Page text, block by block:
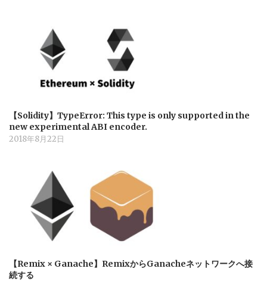
【Solidity】TypeError: This type is only supported in the
new experimental ABI encoder.
2018年8月22日
【Remix × Ganache】RemixからGanacheネットワークへ接
続する